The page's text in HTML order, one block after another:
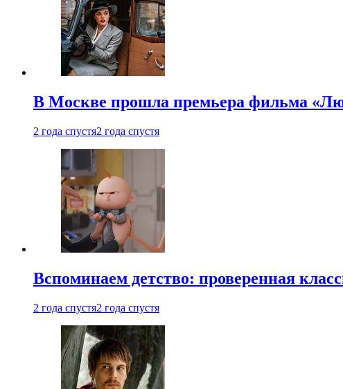
В Москве прошла премьера фильма
2 года спустя2 года спустя
Вспоминаем детство: проверенная
2 года спустя2 года спустя